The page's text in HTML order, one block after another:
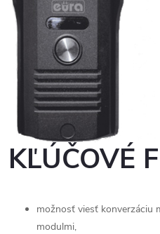
KĽÚČOVÉ
možnosť viesť konverzáciu
modulmi,